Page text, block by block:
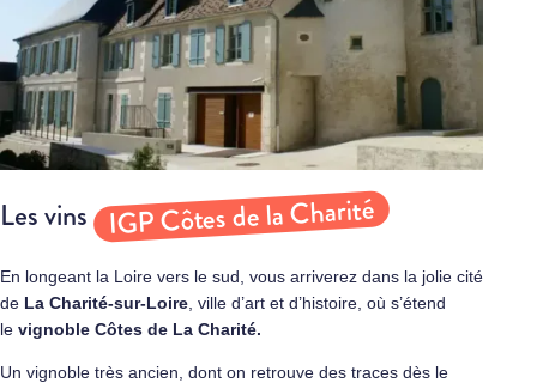
Les vins IGP Côtes de la Charité
En longeant la Loire vers le sud, vous arriverez dans la jolie cité
de La Charité-sur-Loire , ville d’art et d’histoire, où s’étend
le vignoble Côtes de La Charité.
Un vignoble très ancien, dont on retrouve des traces dès le